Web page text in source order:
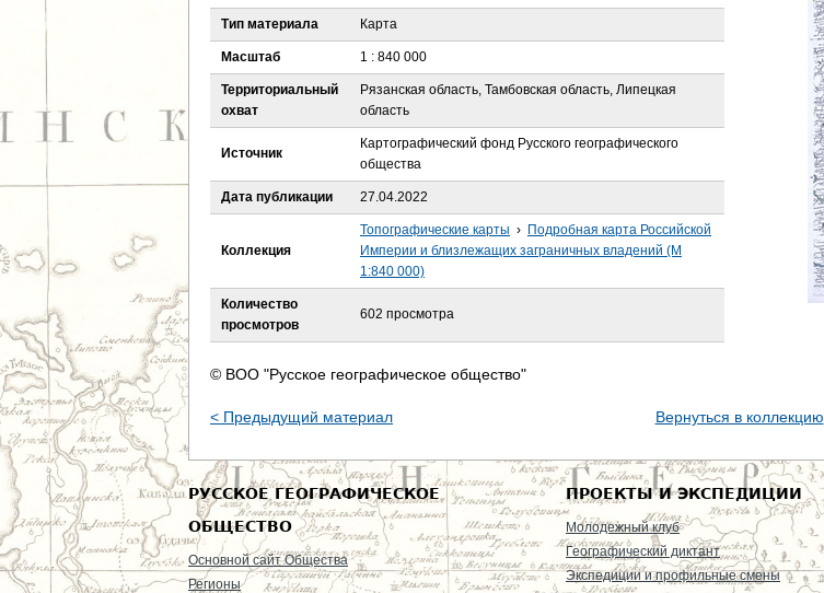
д
е
с
ь
Тип материала Карта
Масштаб 1 : 840 000
Территориальный
охват
Рязанская область, Тамбовская область, Липецкая
область
Источник
Картографический фонд Русского географического
общества
Дата публикации 27.04.2022
Коллекция
Топографические карты › Подробная карта Российской
Империи и близлежащих заграничных владений (М
1:840 000)
Количество
просмотров
602 просмотра
© ВОО "Русское географическое общество"
< Предыдущий материал Вернуться в коллекцию
РУССКОЕ ГЕОГРАФИЧЕСКОЕ
ОБЩЕСТВО
Основной сайт Общества
Регионы
ПРОЕКТЫ И ЭКСПЕДИЦИИ
Молодежный клуб
Географический диктант
Экспедиции и профильные смены